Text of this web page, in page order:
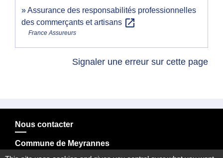
Assurance des responsabilités professionnelles
des commerçants et artisans open_in_new
France Assureurs
Signaler une erreur sur cette page
Nous contacter
Commune de Meyrannes
2 rue Royal